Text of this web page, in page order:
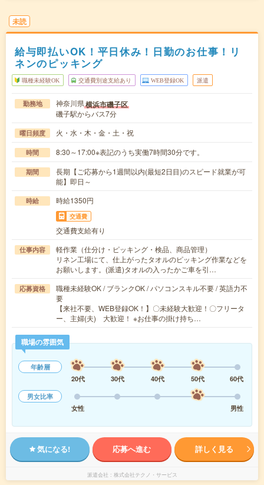
未読
給与即払いOK！平日休み！日勤のお仕事！リ
ネンのピッキング
職種未経験OK 交通費別途支給あり WEB登録OK 派遣
勤務地 神奈川県横浜市磯子区
磯子駅からバス7分
曜日頻度 火・水・木・金・土・祝
時間 8:30～17:00※表記のうち実働7時間30分です。
期間
長期【ご応募から1週間以内(最短2日目)のスピード就業が可
能】即日～
時給 時給1350円
交通費
交通費支給有り
仕事内容
軽作業（仕分け・ピッキング・検品、商品管理）
リネン工場にて、仕上がったタオルのピッキング作業などを
お願いします。(派遣)タオルの入ったかご車を引…
応募資格
職種未経験OK / ブランクOK / パソコンスキル不要 / 英語力不
要
【来社不要、WEB登録OK！】〇未経験大歓迎！〇フリータ
ー、主婦(夫) 大歓迎！ ※お仕事の掛け持ち…
職場の雰囲気
年齢層
20代
30代 40代 50代
60代
男女比率
女性
男性
気になる! 応募へ進む 詳しく見る
派遣会社 株式会社テクノ・サービス